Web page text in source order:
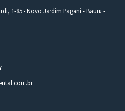
1-85 - Novo Jardim Pagani - Bauru -